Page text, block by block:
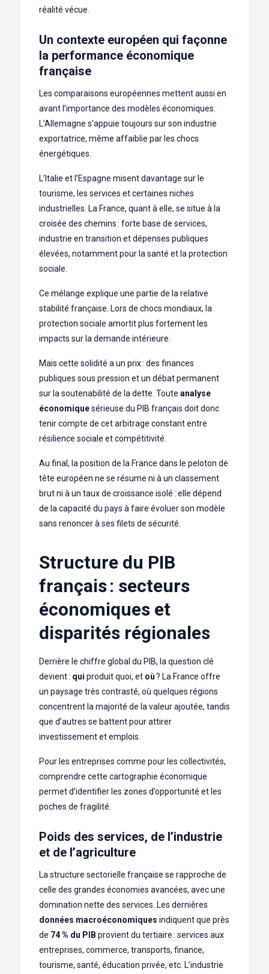
réalité vécue.
Un contexte européen qui façonne
la performance économique
française
Les comparaisons européennes mettent aussi en
avant l’importance des modèles économiques.
L’Allemagne s’appuie toujours sur son industrie
exportatrice, même affaiblie par les chocs
énergétiques.
L’Italie et l’Espagne misent davantage sur le
tourisme, les services et certaines niches
industrielles. La France, quant à elle, se situe à la
croisée des chemins : forte base de services,
industrie en transition et dépenses publiques
élevées, notamment pour la santé et la protection
sociale.
Ce mélange explique une partie de la relative
stabilité française. Lors de chocs mondiaux, la
protection sociale amortit plus fortement les
impacts sur la demande intérieure.
Mais cette solidité a un prix : des finances
publiques sous pression et un débat permanent
sur la soutenabilité de la dette. Toute analyse
économiquesérieuse du PIB français doit donc
tenir compte de cet arbitrage constant entre
résilience sociale et compétitivité.
Au final, la position de la France dans le peloton de
tête européen ne se résume ni à un classement
brut ni à un taux de croissance isolé : elle dépend
de la capacité du pays à faire évoluer son modèle
sans renoncer à ses filets de sécurité.
Structure du PIB
français : secteurs
économiques et
disparités régionales
Derrière le chiffre global du PIB, la question clé
devient : qui produit quoi, et où? La France offre
un paysage très contrasté, où quelques régions
concentrent la majorité de la valeur ajoutée, tandis
que d’autres se battent pour attirer
investissement et emplois.
Pour les entreprises comme pour les collectivités,
comprendre cette cartographie économique
permet d’identifier les zones d’opportunité et les
poches de fragilité.
Poids des services, de l’industrie
et de l’agriculture
La structure sectorielle française se rapproche de
celle des grandes économies avancées, avec une
domination nette des services. Les dernières
données macroéconomiques indiquent que près
de 74 % du PIB provient du tertiaire : services aux
entreprises, commerce, transports, finance,
tourisme, santé, éducation privée, etc. L’industrie